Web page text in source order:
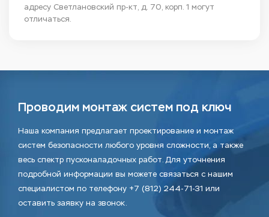
адресу Светлановский пр-кт, д. 70, корп. 1 могут
отличаться.
Проводим монтаж систем под ключ
Наша компания предлагает проектирование и монтаж
систем безопасности любого уровня сложности, а также
весь спектр пусконаладочных работ. Для уточнения
подробной информации вы можете связаться с нашим
специалистом по телефону +7 (812) 244-71-31 или
оставить заявку на звонок.